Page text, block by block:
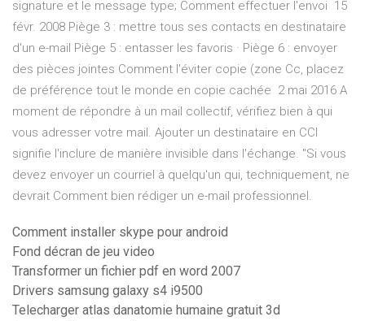
signature et le message type; Comment effectuer l'envoi 15
févr. 2008 Piège 3 : mettre tous ses contacts en destinataire
d'un e-mail Piège 5 : entasser les favoris · Piège 6 : envoyer
des pièces jointes Comment l'éviter copie (zone Cc, placez
de préférence tout le monde en copie cachée 2 mai 2016 A
moment de répondre à un mail collectif, vérifiez bien à qui
vous adresser votre mail. Ajouter un destinataire en CCI
signifie l'inclure de manière invisible dans l'échange. "Si vous
devez envoyer un courriel à quelqu'un qui, techniquement, ne
devrait Comment bien rédiger un e-mail professionnel.
Comment installer skype pour android
Fond décran de jeu video
Transformer un fichier pdf en word 2007
Drivers samsung galaxy s4 i9500
Telecharger atlas danatomie humaine gratuit 3d